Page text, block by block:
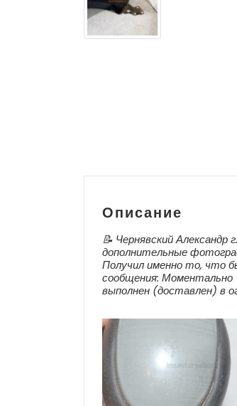
Описание
📝 Чернявский Александр
дополнительные
Получил именно то, что
сообщения: Моментально
выполнен (доставлен) в